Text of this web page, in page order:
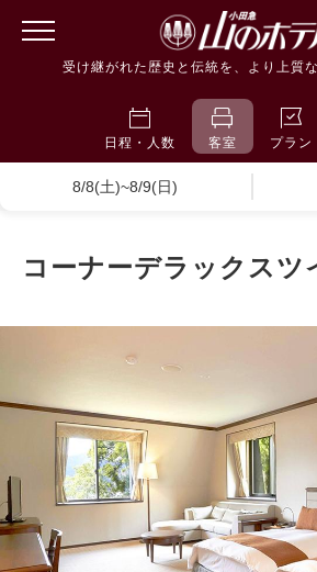
受け継がれた歴史と伝統を、より上質な
日程・人数 客室 プラン
8/8(土)~8/9(日)
コーナーデラックスツ